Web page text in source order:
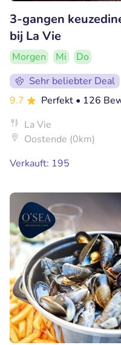
3-gangen
bij La Vie
Morgen Mi
Do
Sehr beliebter Deal
9.7
Perfekt • 126
La Vie
Oostende (0km)
Verkauft: 195